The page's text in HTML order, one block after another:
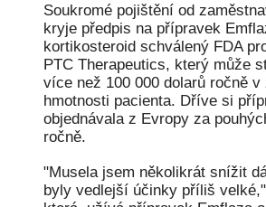
Soukromé pojištění od
kryje předpis na přípravek
kortikosteroid schválený FDA
PTC Therapeutics, který může
více než 100 000 dolarů ročně
hmotnosti pacienta. Dříve si
objednávala z Evropy za
ročně.
"Musela jsem několikrát snížit
byly vedlejší účinky příliš